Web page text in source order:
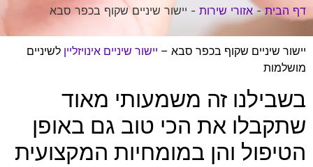
דף הבית-אזורי שירות - יישור שיניים שקוף בכפר סבא
יישור שיניים שקוף בכפר סבא – יישור שיניים אינויזליין לשיניים
מושלמות
בשבילנו זה משמעותי מאוד
שתקבלו את הכי טוב גם באופן
הטיפול והן במומחיות המקצועית